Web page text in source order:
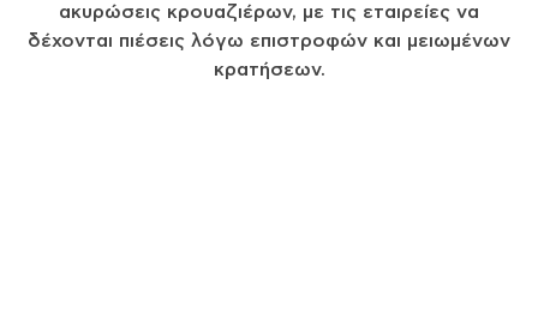
ακυρώσεις κρουαζιέρων, με τις εταιρείες να
δέχονται πιέσεις λόγω επιστροφών και μειωμένων
κρατήσεων.